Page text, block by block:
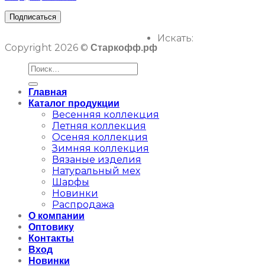
Copyright 2026 © Старкофф.рф
Искать:
Главная
Каталог продукции
Весенняя коллекция
Летняя коллекция
Осеняя коллекция
Зимняя коллекция
Вязаные изделия
Натуральный мех
Шарфы
Новинки
Распродажа
О компании
Оптовику
Контакты
Вход
Новинки